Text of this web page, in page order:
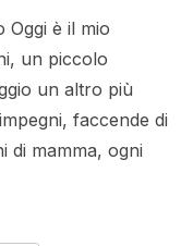
Oggi è il mio
un piccolo
un altro più
faccende di
di mamma, ogni